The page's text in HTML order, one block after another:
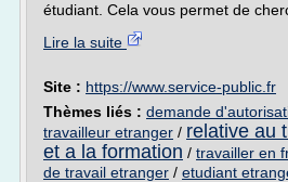
étudiant. Cela vous permet de
Lire la suite
Site : https://www.service-public.fr
Thèmes liés : demande
travailleur etranger / relative au
et a la formation / travailler en
de travail etranger / etudiant